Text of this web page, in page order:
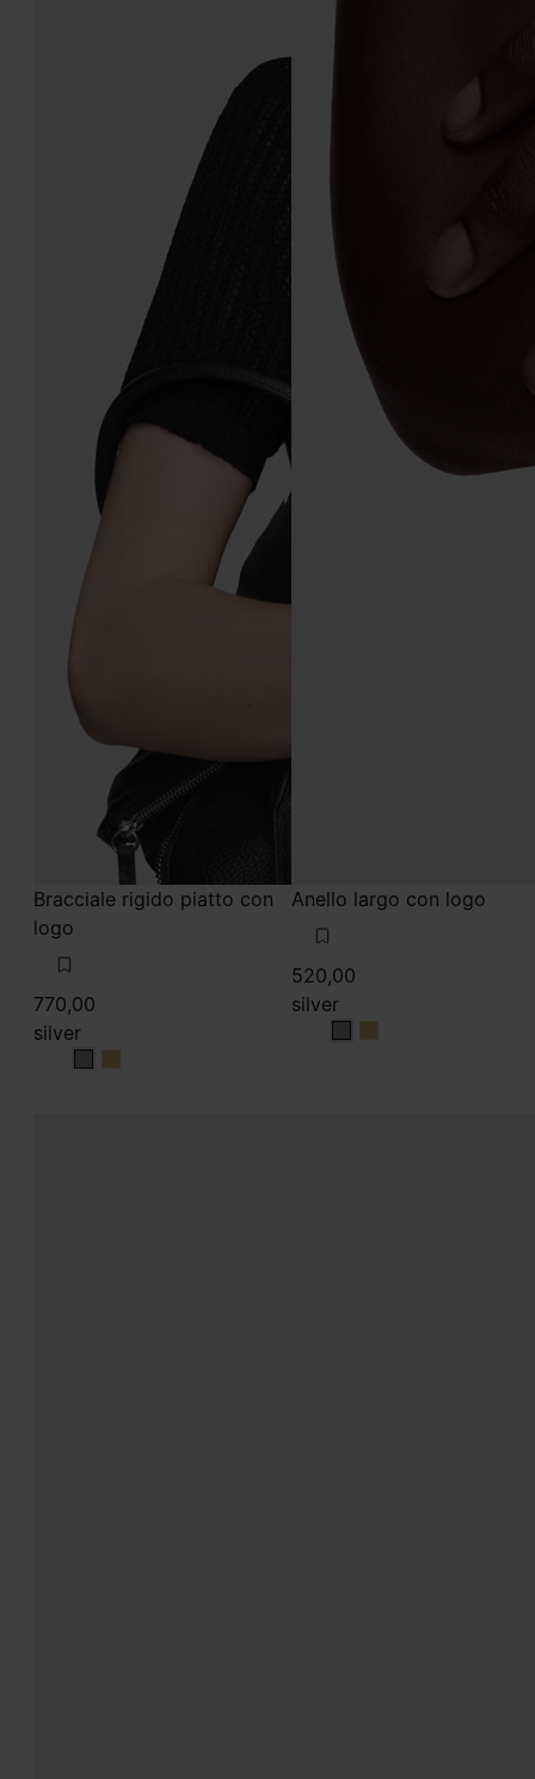
Bracciale rigido piatto con
logo
770,00
silver
silversilver
Anello largo con logo
520,00
silver
silversilver